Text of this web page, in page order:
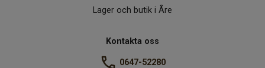
Lager och butik i Åre
Kontakta oss
0647-52280